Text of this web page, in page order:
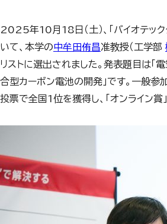
2025年10月18日（土）、「バイオテッ
いて、本学の中牟田侑昌准教授（工学部
リストに選出されました。発表題目は「
合型カーボン電池の開発」です。一般参
投票で全国1位を獲得し、「オンライン賞